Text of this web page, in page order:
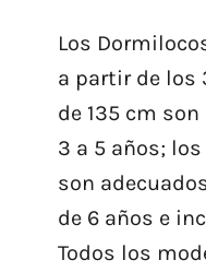
Los
a partir de los
de 135 cm
3 a 5 años; los
son
de 6 años e
Todos los